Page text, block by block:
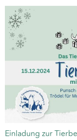
Einladung zur